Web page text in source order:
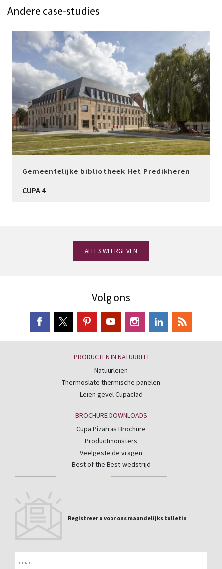
Andere case-studies
Gemeentelijke bibliotheek Het Predikheren
CUPA 4
ALLES WEERGEVEN
Volg ons
PRODUCTEN IN NATUURLEI
Natuurleien
Thermoslate thermische panelen
Leien gevel Cupaclad
BROCHURE DOWNLOADS
Cupa Pizarras Brochure
Productmonsters
Veelgestelde vragen
Best of the Best-wedstrijd
Registreer u voor ons maandelijks bulletin